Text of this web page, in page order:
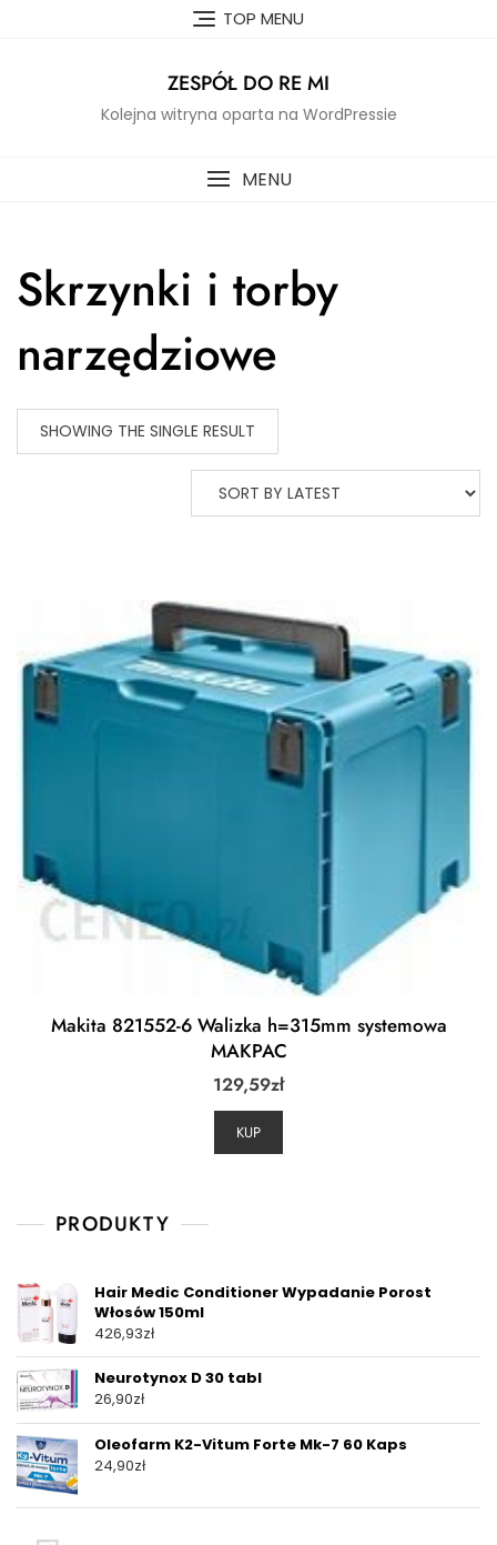
TOP MENU
ZESPÓŁ DO RE MI
Kolejna witryna oparta na WordPressie
MENU
Skrzynki i torby
narzędziowe
SHOWING THE SINGLE RESULT
Makita 821552-6 Walizka h=315mm systemowa
MAKPAC
129,59zł
KUP
PRODUKTY
Hair Medic Conditioner Wypadanie Porost
Włosów 150ml
426,93zł
Neurotynox D 30 tabl
26,90zł
Oleofarm K2-Vitum Forte Mk-7 60 Kaps
24,90zł